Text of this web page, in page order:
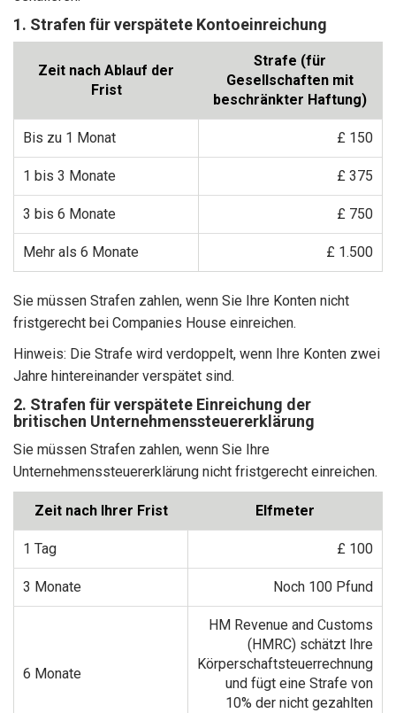
1. Strafen für verspätete Kontoeinreichung
Zeit nach Ablauf der
Frist
Strafe (für
Gesellschaften mit
beschränkter Haftung)
Bis zu 1 Monat £ 150
1 bis 3 Monate £ 375
3 bis 6 Monate £ 750
Mehr als 6 Monate £ 1.500
Sie müssen Strafen zahlen, wenn Sie Ihre Konten nicht
fristgerecht bei Companies House einreichen.
Hinweis: Die Strafe wird verdoppelt, wenn Ihre Konten zwei
Jahre hintereinander verspätet sind.
2. Strafen für verspätete Einreichung der
britischen Unternehmenssteuererklärung
Sie müssen Strafen zahlen, wenn Sie Ihre
Unternehmenssteuererklärung nicht fristgerecht einreichen.
Zeit nach Ihrer Frist Elfmeter
1 Tag £ 100
3 Monate Noch 100 Pfund
6 Monate
HM Revenue and Customs
(HMRC) schätzt Ihre
Körperschaftsteuerrechnung
und fügt eine Strafe von
10% der nicht gezahlten